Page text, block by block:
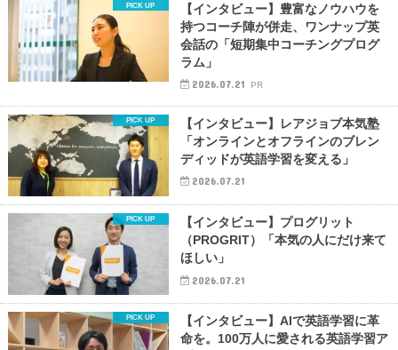
【インタビュー】豊富なノウハウを
持つコーチ陣が併走、ワンナップ英
会話の「短期集中コーチングプログ
ラム」
2026.07.21 PR
【インタビュー】レアジョブ本気塾
「オンラインとオフラインのブレン
ディッドが英語学習を変える」
2026.07.21
【インタビュー】プログリット
（PROGRIT）「本気の人にだけ来て
ほしい」
2026.07.21
【インタビュー】AIで英語学習に革
命を。100万人に愛される英語学習ア